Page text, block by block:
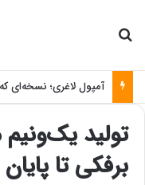
آمپول لاغری؛ نسخه‌ای
تولید
برفکی تا